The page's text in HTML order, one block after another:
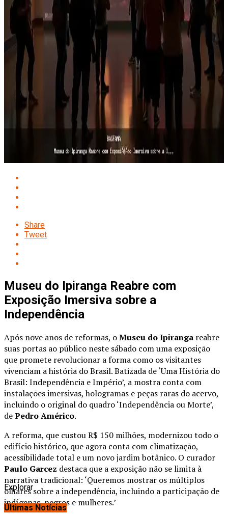
Share
Tweet
Museu do Ipiranga Reabre com
Exposição Imersiva sobre a
Independência
Após nove anos de reformas, oMuseu do Ipiranga reabre
suas portas ao público neste sábado com uma exposição
que promete revolucionar a forma como os visitantes
vivenciam a história do Brasil. Batizada de ‘Uma História do
Brasil: Independência e Império’, a mostra conta com
instalações imersivas, hologramas e peças raras do acervo,
incluindo o original do quadro ‘Independência ou Morte’,
dePedro Américo.
A reforma, que custou R$ 150 milhões, modernizou todo o
edifício histórico, que agora conta com climatização,
acessibilidade total e um novo jardim botânico. O curador
Paulo Garcez destaca que a exposição não se limita à
narrativa tradicional: ‘Queremos mostrar os múltiplos
olhares sobre a independência, incluindo a participação de
indígenas, negros e mulheres.’
Explorar
Últimas Notícias